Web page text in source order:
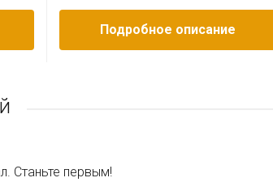
Подробное описание
Станьте первым!